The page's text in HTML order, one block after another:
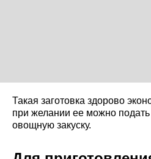
Такая заготовка здорово
при желании ее можно
овощную закуску.